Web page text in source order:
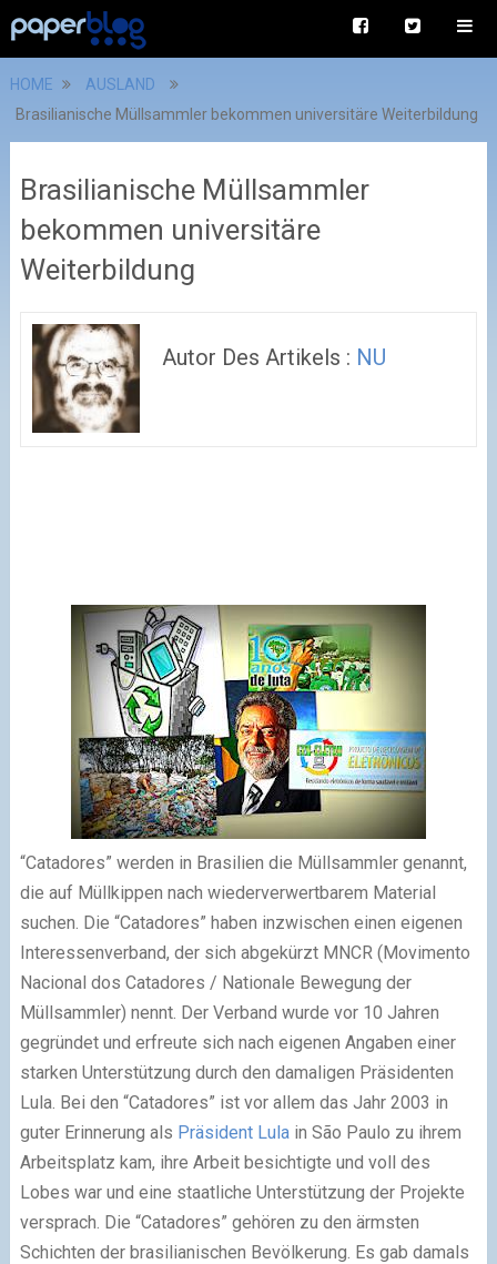
HOME
AUSLAND
Brasilianische Müllsammler bekommen universitäre Weiterbildung
Brasilianische Müllsammler
bekommen universitäre
Weiterbildung
Autor Des Artikels : NU
“Catadores” werden in Brasilien die Müllsammler genannt,
die auf Müllkippen nach wiederverwertbarem Material
suchen. Die “Catadores” haben inzwischen einen eigenen
Interessenverband, der sich abgekürzt MNCR (Movimento
Nacional dos Catadores / Nationale Bewegung der
Müllsammler) nennt. Der Verband wurde vor 10 Jahren
gegründet und erfreute sich nach eigenen Angaben einer
starken Unterstützung durch den damaligen Präsidenten
Lula. Bei den “Catadores” ist vor allem das Jahr 2003 in
guter Erinnerung als Präsident Lulain São Paulo zu ihrem
Arbeitsplatz kam, ihre Arbeit besichtigte und voll des
Lobes war und eine staatliche Unterstützung der Projekte
versprach. Die “Catadores” gehören zu den ärmsten
Schichten der brasilianischen Bevölkerung. Es gab damals